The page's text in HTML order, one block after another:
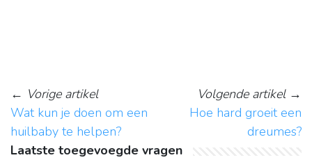
← Vorige artikel
Wat kun je doen om een
huilbaby te helpen?
Volgende artikel→
Hoe hard groeit een
dreumes?
Laatste toegevoegde vragen